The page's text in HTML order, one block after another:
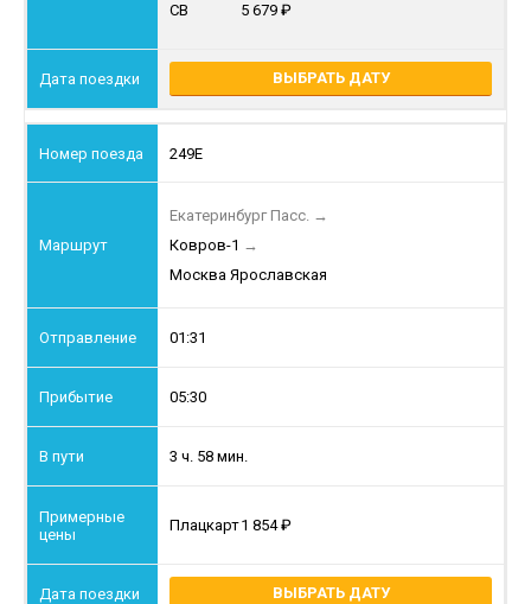
СВ
5 679
ВЫБРАТЬ ДАТУ
249Е
Екатеринбург Пасс. →
Ковров-1 →
Москва Ярославская
01:31
05:30
3 ч. 58 мин.
Плацкарт1 854
ВЫБРАТЬ ДАТУ